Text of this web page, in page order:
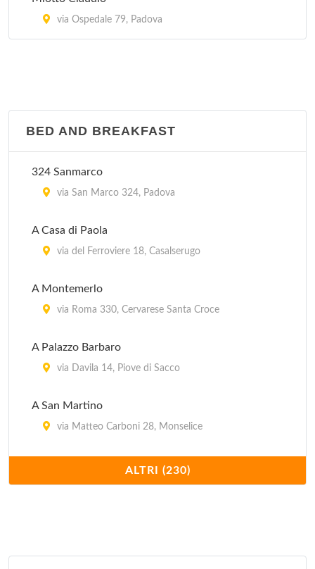
via Ospedale 79, Padova
BED AND BREAKFAST
324 Sanmarco
via San Marco 324, Padova
A Casa di Paola
via del Ferroviere 18, Casalserugo
A Montemerlo
via Roma 330, Cervarese Santa Croce
A Palazzo Barbaro
via Davila 14, Piove di Sacco
A San Martino
via Matteo Carboni 28, Monselice
via Liviana 99, Torreglia
ALTRI (230)